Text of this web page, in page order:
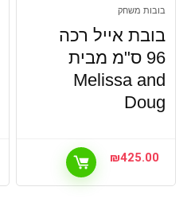
בובות משחק
בובת אייל רכה
96 ס"מ מבית
Melissa and
Doug
₪425.00